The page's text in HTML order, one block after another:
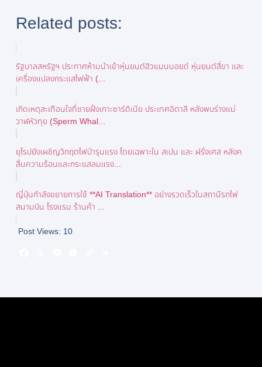
Related posts:
รัฐบาลสหรัฐฯ ประกาศห้ามนำเข้าหุ่นยนต์ฮิวแมนนอยด์ หุ่นยนต์สี่ขา และ
เครื่องแปลงกระแสไฟฟ้า (...
เกิดเหตุสะเทือนใจที่ชายฝั่งเกาะซาร์ดิเนีย ประเทศอิตาลี หลังพบร่างแม่
วาฬหัวทุย (Sperm Whal...
ยุโรปยังเผชิญวิกฤตไฟป่ารุนแรง โดยเฉพาะใน สเปน และ ฝรั่งเศส หลังค
ลื่นความร้อนและกระแสลมแรง...
ญี่ปุ่นกำลังขยายการใช้ **AI Translation** อย่างรวดเร็วในสถานีรถไฟ
สนามบิน โรงแรม ร้านค้า ...
Post Views: 10